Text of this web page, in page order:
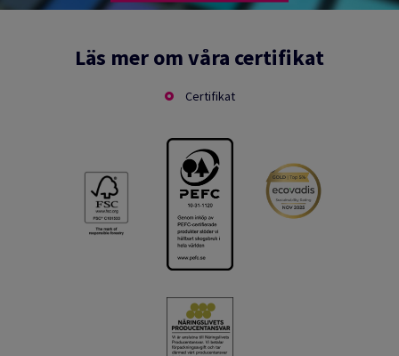
Läs mer om våra certifikat
Certifikat